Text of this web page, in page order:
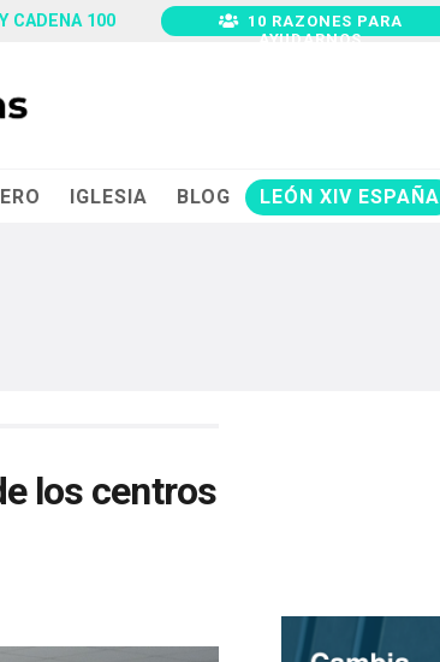
CADENA 100
10 RAZONES PARA
AYUDARNOS
IGLESIA BLOG LEÓN XIV ESPAÑA
los centros